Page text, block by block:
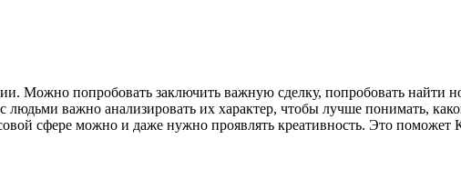
Можно попробовать заключить важную сделку, попробовать найти
важно анализировать их характер, чтобы лучше понимать,
сфере можно и даже нужно проявлять креативность. Это поможет